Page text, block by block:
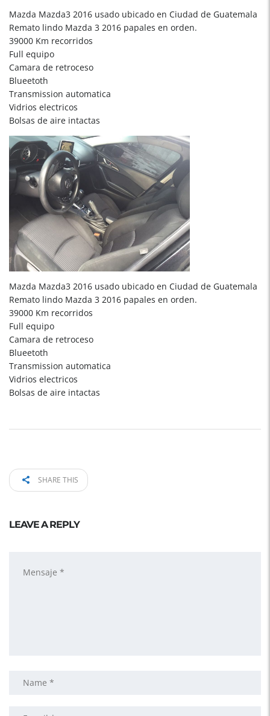
Mazda Mazda3 2016 usado ubicado en Ciudad de Guatemala
Remato lindo Mazda 3 2016 papales en orden.
39000 Km recorridos
Full equipo
Camara de retroceso
Blueetoth
Transmission automatica
Vidrios electricos
Bolsas de aire intactas
Mazda Mazda3 2016 usado ubicado en Ciudad de Guatemala
Remato lindo Mazda 3 2016 papales en orden.
39000 Km recorridos
Full equipo
Camara de retroceso
Blueetoth
Transmission automatica
Vidrios electricos
Bolsas de aire intactas
SHARE THIS
LEAVE A REPLY